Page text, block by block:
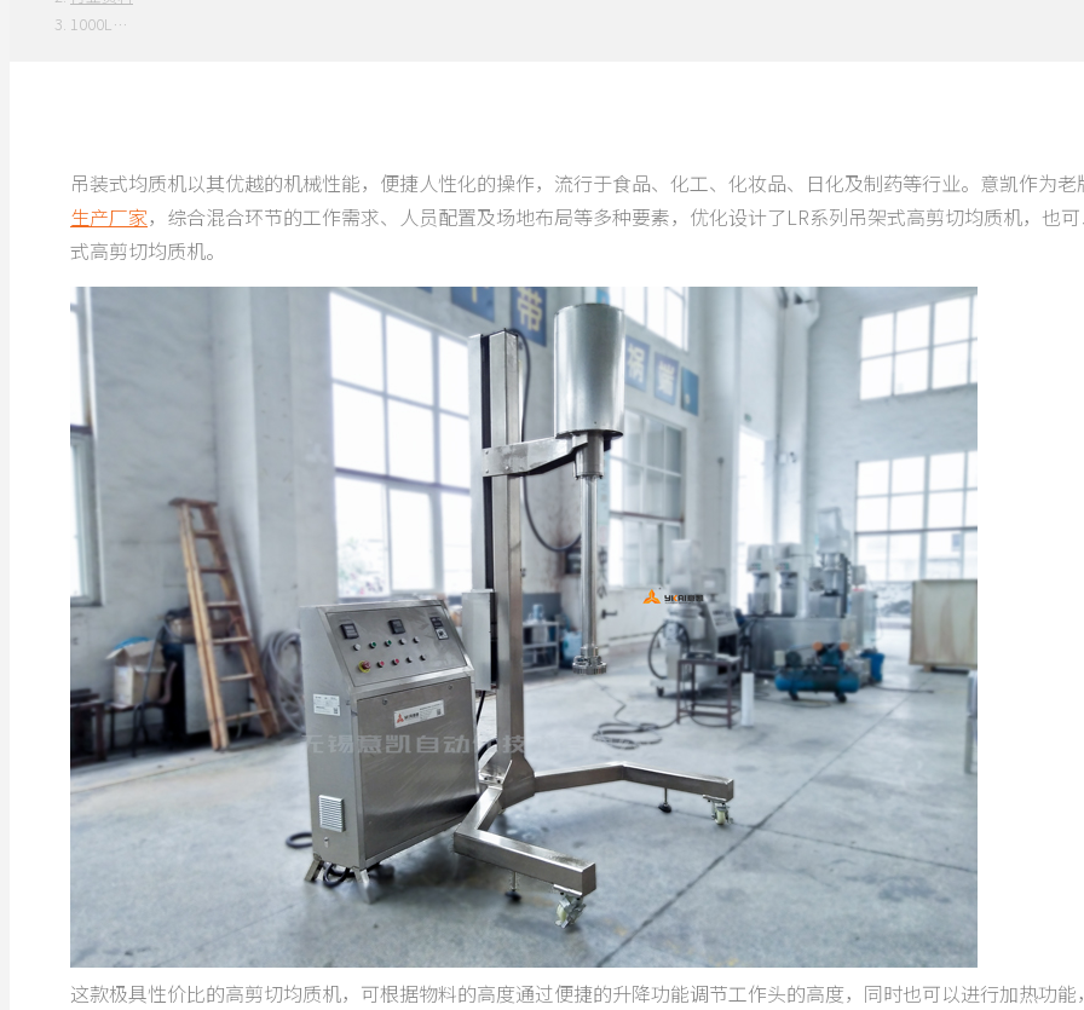
1000L…
吊装式均质机以其优越的机械性能，便捷人性化的操作，流行于食品、化工、化妆品、日化及制药等行业。意凯作为老
生产厂家，综合混合环节的工作需求、人员配置及场地布局等多种要素，优化设计了LR系列吊架式高剪切均质机，也
式高剪切均质机。
这款极具性价比的高剪切均质机，可根据物料的高度通过便捷的升降功能调节工作头的高度，同时也可以进行加热功能